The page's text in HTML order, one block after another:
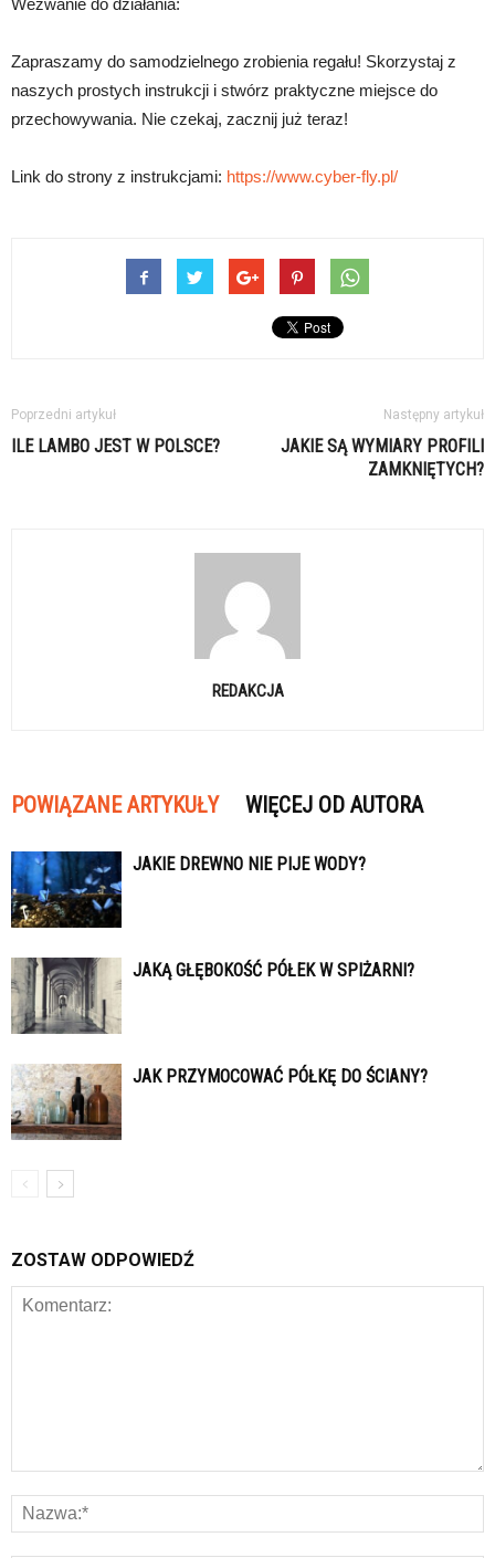
Zapraszamy do samodzielnego zrobienia regału! Skorzystaj z
naszych prostych instrukcji i stwórz praktyczne miejsce do
przechowywania. Nie czekaj, zacznij już teraz!
Link do strony z instrukcjami: https://www.cyber-fly.pl/
Poprzedni artykuł
ILE LAMBO JEST W POLSCE?
Następny artykuł
JAKIE SĄ WYMIARY PROFILI
ZAMKNIĘTYCH?
REDAKCJA
POWIĄZANE ARTYKUŁY WIĘCEJ OD AUTORA
JAKIE DREWNO NIE PIJE WODY?
JAKĄ GŁĘBOKOŚĆ PÓŁEK W SPIŻARNI?
JAK PRZYMOCOWAĆ PÓŁKĘ DO ŚCIANY?
ZOSTAW ODPOWIEDŹ